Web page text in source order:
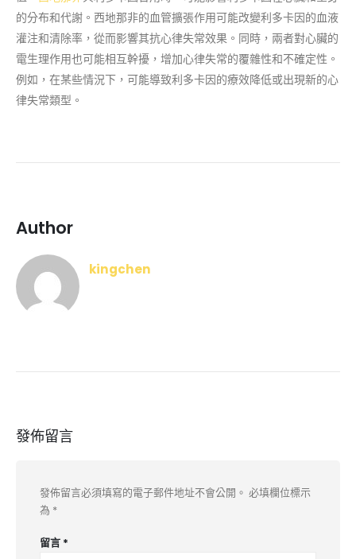
的分布和代謝。西地那非的血管擴張作用可能改變利多卡因的血液
灌注和清除率，從而影響其抗心律失常效果。同時，兩者對心臟的
電生理作用也可能相互幹擾，增加心律失常的覆雜性和不確定性。
例如，在某些情況下，可能導致利多卡因的療效降低或出現新的心
律失常類型。
Author
kingchen
發佈留言
發佈留言必須填寫的電子郵件地址不會公開。 必填欄位標示
為 *
留言 *